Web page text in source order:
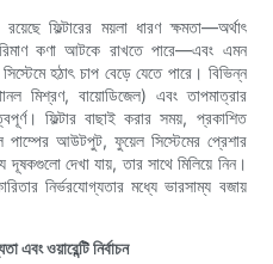
ফিল্টারের ময়লা ধারণ ক্ষমতা—অর্থাৎ
কণা আটকে রাখতে পারে—এবং এমন
হঠাৎ চাপ বেড়ে যেতে পারে। বিভিন্ন
মিশ্রণ, বায়োডিজেল) এবং তাপমাত্রার
ফিল্টার বাছাই করার সময়, প্রকাশিত
আউটপুট, ফুয়েল সিস্টেমের প্রেশার
দূষকগুলো দেখা যায়, তার সাথে মিলিয়ে নিন।
নির্ভরযোগ্যতার মধ্যে ভারসাম্য বজায়
ওয়ারেন্টি নির্বাচন